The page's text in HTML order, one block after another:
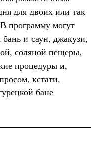
для двоих или так
программу могут
и саун, джакузи,
соляной пещеры,
процедуры и,
кстати,
бане